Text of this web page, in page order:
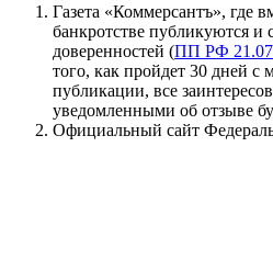
Газета «Коммерсантъ», где
банкротстве публикуются и
доверенностей (ПП РФ
того, как пройдет 30 дней с
публикации, все
уведомленными об отзыве
Официальный сайт